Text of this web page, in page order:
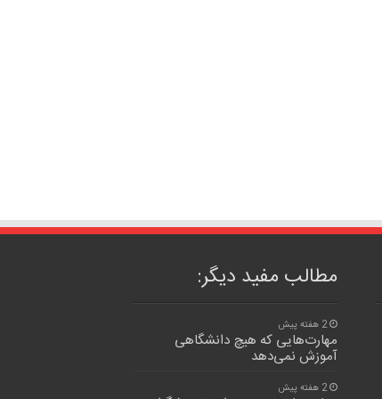
مطالب مفید دیگر:
2 هفته پیش
مهارت‌هایی که هیچ دانشگاهی
آموزش نمی‌دهد
2 هفته پیش